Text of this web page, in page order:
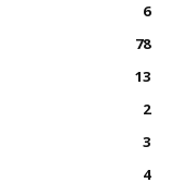
6
78
13
2
3
4